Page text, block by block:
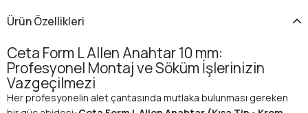
Ürün Özellikleri
Ceta Form L Allen Anahtar 10 mm:
Profesyonel Montaj ve Söküm İşlerinizin
Vazgeçilmezi
Her profesyonelin alet çantasında mutlaka bulunması gereken